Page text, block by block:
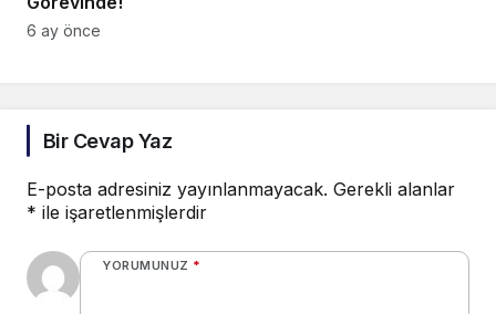
6 ay önce
Bir Cevap Yaz
E-posta adresiniz yayınlanmayacak. Gerekli alanlar
* ile işaretlenmişlerdir
YORUMUNUZ *